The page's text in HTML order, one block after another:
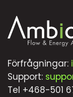
Förfrågningar:
Support:
Tel +468-501